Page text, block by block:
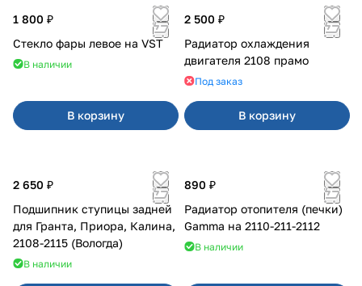
1 800 ₽
Стекло фары левое на VST
В наличии
В корзину
2 500 ₽
Радиатор охлаждения
двигателя 2108 прамо
Под заказ
В корзину
2 650 ₽
Подшипник ступицы задней
для Гранта, Приора, Калина,
2108-2115 (Вологда)
В наличии
890 ₽
Радиатор отопителя (печки)
Gamma на 2110-211-2112
В наличии